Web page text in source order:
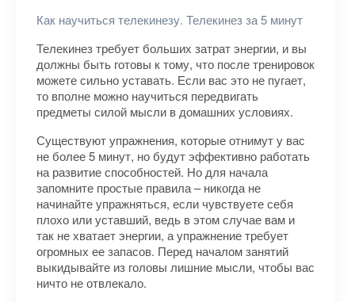
Как научиться телекинезу. Телекинез за 5 минут
Телекинез требует больших затрат энергии, и вы
должны быть готовы к тому, что после тренировок
можете сильно уставать. Если вас это не пугает,
то вполне можно научиться передвигать
предметы силой мысли в домашних условиях.
Существуют упражнения, которые отнимут у вас
не более 5 минут, но будут эффективно работать
на развитие способностей. Но для начала
запомните простые правила – никогда не
начинайте упражняться, если чувствуете себя
плохо или уставший, ведь в этом случае вам и
так не хватает энергии, а упражнение требует
огромных ее запасов. Перед началом занятий
выкидывайте из головы лишние мысли, чтобы вас
ничто не отвлекало.